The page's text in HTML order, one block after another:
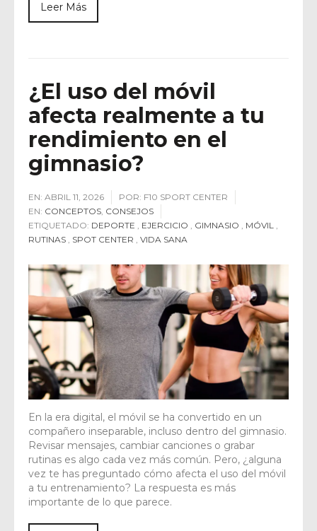
Leer Más
¿El uso del móvil
afecta realmente a tu
rendimiento en el
gimnasio?
EN: ABRIL 11, 2026 POR: F10 SPORT CENTER
EN: CONCEPTOS, CONSEJOS
ETIQUETADO: DEPORTE , EJERCICIO , GIMNASIO , MÓVIL ,
RUTINAS , SPOT CENTER , VIDA SANA
En la era digital, el móvil se ha convertido en un
compañero inseparable, incluso dentro del gimnasio.
Revisar mensajes, cambiar canciones o grabar
rutinas es algo cada vez más común. Pero, ¿alguna
vez te has preguntado cómo afecta el uso del móvil
a tu entrenamiento? La respuesta es más
importante de lo que parece.